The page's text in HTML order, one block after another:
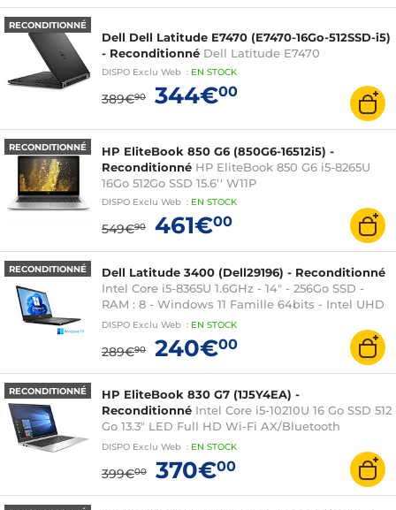
RECONDITIONNÉ
Dell Dell Latitude E7470 (E7470-16Go-512SSD-i5)
- Reconditionné Dell Latitude E7470
DISPO Exclu Web : EN STOCK
389€90 344€00
RECONDITIONNÉ
HP EliteBook 850 G6 (850G6-16512i5) -
Reconditionné HP EliteBook 850 G6 i5-8265U
16Go 512Go SSD 15.6'' W11P
DISPO Exclu Web : EN STOCK
549€90 461€00
RECONDITIONNÉ
Dell Latitude 3400 (Dell29196) - Reconditionné
Intel Core i5-8365U 1.6GHz - 14" - 256Go SSD -
RAM : 8 - Windows 11 Famille 64bits - Intel UHD
Graphics
DISPO Exclu Web : EN STOCK
289€90 240€00
RECONDITIONNÉ
HP EliteBook 830 G7 (1J5Y4EA) -
Reconditionné Intel Core i5-10210U 16 Go SSD 512
Go 13.3" LED Full HD Wi-Fi AX/Bluetooth
Webcam Windows 10 Professionnel 64 bits
DISPO Exclu Web : EN STOCK
399€00 370€00